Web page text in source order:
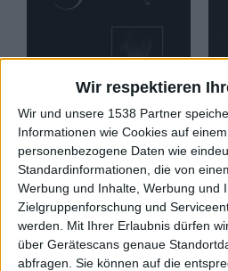
Wir respektieren
Wir und unsere 1538 Partner
Informationen wie Cookies auf
personenbezogene Daten wie
Standardinformationen, die von
Werbung und Inhalte, Werbung und
Zielgruppenforschung und
werden.
Mit Ihrer Erlaubnis dürfen
über Gerätescans genaue
abfragen. Sie können auf die
Keine Wertung
Review
Darkspace
II
I
Konzertberichte mit